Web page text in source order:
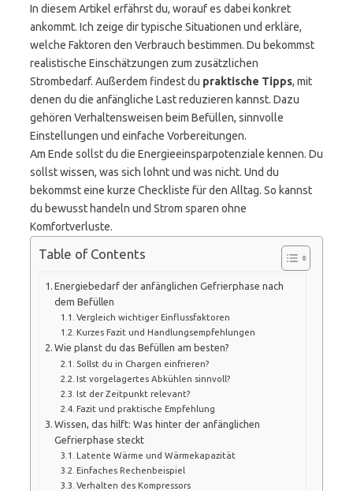
In diesem Artikel erfährst du, worauf es dabei konkret
ankommt. Ich zeige dir typische Situationen und erkläre,
welche Faktoren den Verbrauch bestimmen. Du bekommst
realistische Einschätzungen zum zusätzlichen
Strombedarf. Außerdem findest du praktische Tipps, mit
denen du die anfängliche Last reduzieren kannst. Dazu
gehören Verhaltensweisen beim Befüllen, sinnvolle
Einstellungen und einfache Vorbereitungen.
Am Ende sollst du die Energieeinsparpotenziale kennen. Du
sollst wissen, was sich lohnt und was nicht. Und du
bekommst eine kurze Checkliste für den Alltag. So kannst
du bewusst handeln und Strom sparen ohne
Komfortverluste.
Table of Contents
Energiebedarf der anfänglichen Gefrierphase nach
dem Befüllen
Vergleich wichtiger Einflussfaktoren
Kurzes Fazit und Handlungsempfehlungen
Wie planst du das Befüllen am besten?
Sollst du in Chargen einfrieren?
Ist vorgelagertes Abkühlen sinnvoll?
Ist der Zeitpunkt relevant?
Fazit und praktische Empfehlung
Wissen, das hilft: Was hinter der anfänglichen
Gefrierphase steckt
Latente Wärme und Wärmekapazität
Einfaches Rechenbeispiel
Verhalten des Kompressors